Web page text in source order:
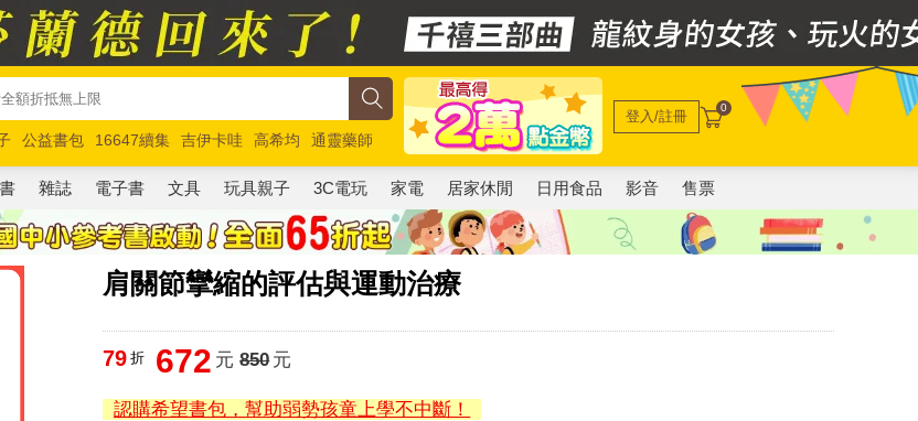
公益書包 16647續集 吉伊卡哇 高希均
通靈藥師
馬斯克 玩具總動員5 超慢跑
登入/註冊 0
雜誌 電子書 文具 玩具親子 3C電玩 家電 居家休閒 日用食品 影音 售票
肩關節攣縮的評估與運動治療
79 折 672 元 850元
認購希望書包，幫助弱勢孩童上學不中斷！